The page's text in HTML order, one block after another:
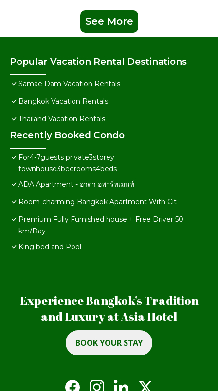
See More
Popular Vacation Rental Destinations
Samae Dam Vacation Rentals
Bangkok Vacation Rentals
Thailand Vacation Rentals
Recently Booked Condo
For4-7guests private3storey
townhouse3bedrooms4beds
ADA Apartment - อาดา อพาร์ทเมนท์
Room-charming Bangkok Apartment With Cit
Premium Fully Furnished house + Free Driver 50
km/Day
King bed and Pool
Experience Bangkok’s Tradition
and Luxury at Asia Hotel
BOOK YOUR STAY